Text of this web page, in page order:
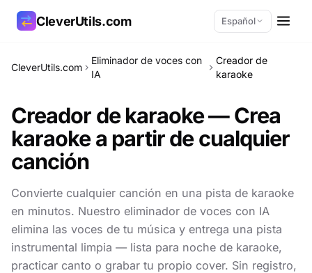
CleverUtils.com Español
CleverUtils.com
Eliminador de voces con
IA
Creador de
karaoke
Creador de karaoke — Crea
karaoke a partir de cualquier
canción
Convierte cualquier canción en una pista de karaoke
en minutos. Nuestro eliminador de voces con IA
elimina las voces de tu música y entrega una pista
instrumental limpia — lista para noche de karaoke,
practicar canto o grabar tu propio cover. Sin registro,
Copiar enlace
Correo electrónico